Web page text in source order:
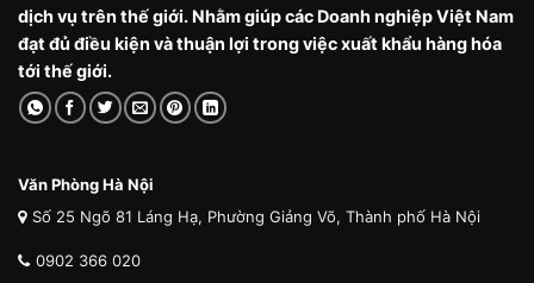
dịch vụ trên thế giới. Nhằm giúp các Doanh nghiệp Việt Nam
đạt đủ điều kiện và thuận lợi trong việc xuất khẩu hàng hóa
tới thế giới.
Văn Phòng Hà Nội
Số 25 Ngõ 81 Láng Hạ, Phường Giảng Võ, Thành phố Hà Nội
0902 366 020